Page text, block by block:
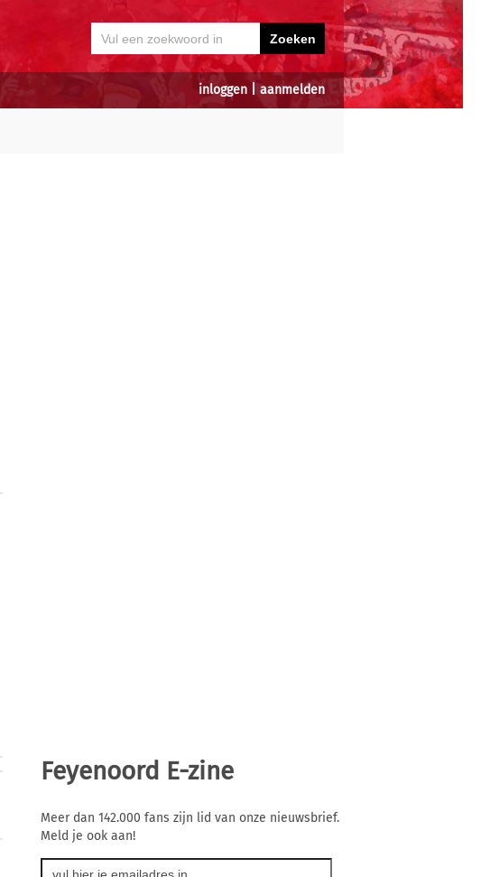
inloggen aanmelden
Feyenoord E-zine
Meer dan 142.000 fans zijn lid van onze nieuwsbrief.
Meld je ook aan!